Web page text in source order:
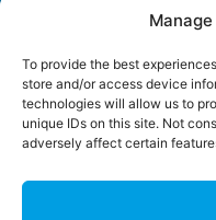
To provide the best
store and/or access device
technologies will allow us to
unique IDs on this site. Not
adversely affect certain